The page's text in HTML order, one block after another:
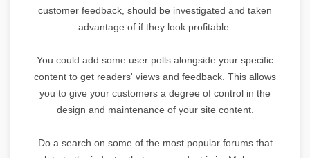
customer feedback, should be investigated and taken
advantage of if they look profitable.
You could add some user polls alongside your specific
content to get readers' views and feedback. This allows
you to give your customers a degree of control in the
design and maintenance of your site content.
Do a search on some of the most popular forums that